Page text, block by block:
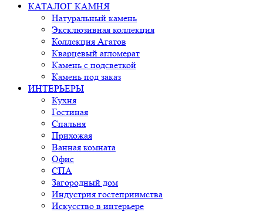
КАТАЛОГ КАМНЯ
Натуральный камень
Эксклюзивная коллекция
Коллекция Агатов
Кварцевый агломерат
Камень с подсветкой
Камень под заказ
ИНТЕРЬЕРЫ
Кухня
Гостиная
Спальня
Прихожая
Ванная комната
Офис
СПА
Загородный дом
Индустрия гостеприимства
Искусство в интерьере